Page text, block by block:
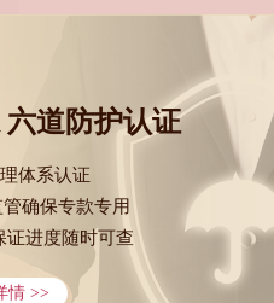
六道防护认证
体系认证
确保专款专用
证进度随时可查
情 >>